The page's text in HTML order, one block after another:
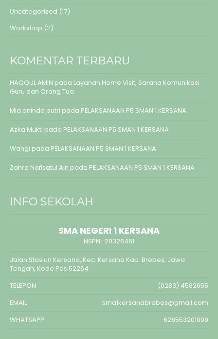
Uncategorized (17)
Workshop (2)
KOMENTAR TERBARU
HAQQUL AMIN pada Layanan Home Visit, Sarana Komunikasi
Guru dan Orang Tua
Mia aninda putri pada PELAKSANAAN P5 SMAN 1 KERSANA
Azka Mukti pada PELAKSANAAN P5 SMAN 1 KERSANA
Wangi pada PELAKSANAAN P5 SMAN 1 KERSANA
Zahra Nafisatul Ain pada PELAKSANAAN P5 SMAN 1 KERSANA
INFO SEKOLAH
SMA NEGERI 1 KERSANA
NSPN : 20326461
Jalan Stasiun Kersana, Kec. Kersana Kab. Brebes, Jawa
Tengah, Kode Pos 52264
TELEPON
(0283) 4582655
EMAIL
sma1kersanabrebes@gmail.com
WHATSAPP
628553201099